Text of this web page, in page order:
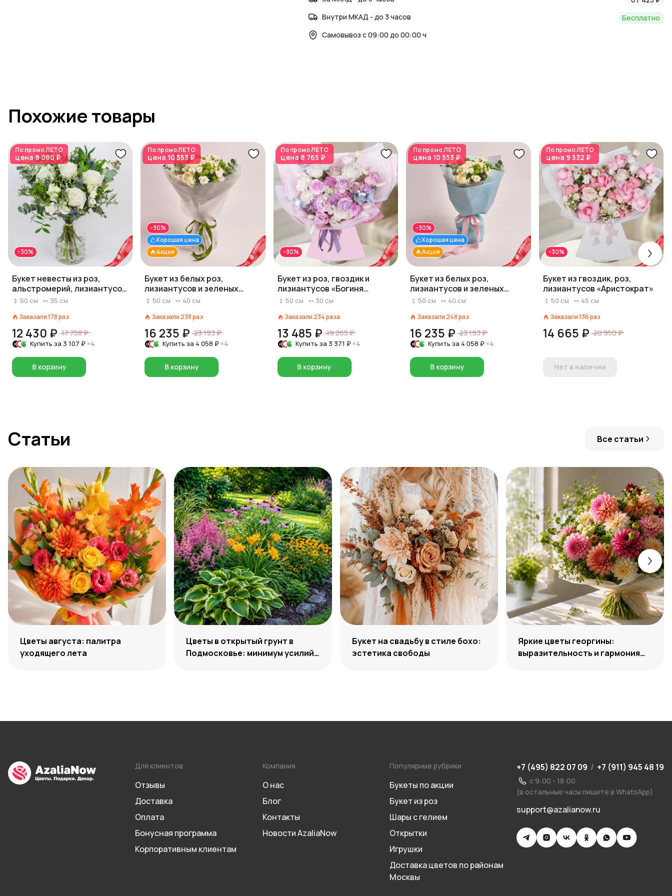
Внутри МКАД - до 3 часов
Бесплатно
Самовывоз с 09:00 до 00:00 ч
Похожие товары
По промоЛЕТО
цена8 080 ₽
-30%
Букет невесты из роз,
альстромерий, лизиантусов
«Блаженно красивая»
50 см 35 см
Заказали178раз
12 430 ₽ 17 758 ₽
Купить за 3 107 ₽ ×4
В корзину
По промоЛЕТО
цена 10 553 ₽
Акция
Хорошая цена
-30%
Букет из белых роз,
лизиантусов и зеленых
хризантем в серой пленке
50 см 40 см
Заказали 238раз
16 235 ₽ 23 193 ₽
Купить за 4 058 ₽ ×4
В корзину
По промоЛЕТО
цена 8 765 ₽
-30%
Букет из роз, гвоздик и
лизиантусов «Богиня
нежности»
50 см 30 см
Заказали 234раза
13 485 ₽ 19 265 ₽
Купить за 3 371 ₽ ×4
В корзину
По промоЛЕТО
цена 10 553 ₽
Акция
Хорошая цена
-30%
Букет из белых роз,
лизиантусов и зеленых
хризантем в голубой пленке
50 см 40 см
Заказали 248раз
16 235 ₽ 23 193 ₽
Купить за 4 058 ₽ ×4
В корзину
По промоЛЕТО
цена 9 532 ₽
-30%
Букет из гвоздик, роз,
лизиантусов «Аристократ»
50 см 45 см
Заказали136раз
14 665 ₽ 20 950 ₽
Нет в наличии
Статьи Все статьи
Цветы августа: палитра
уходящего лета
Цветы в открытый грунт в
Подмосковье: минимум усилий,
Букет на свадьбу в стиле бохо:
эстетика свободы
Яркие цветы георгины:
выразительность и гармония
Для клиентов
Отзывы
Доставка
Оплата
Бонусная программа
Корпоративным клиентам
Компания
О нас
Блог
Контакты
Новости AzaliaNow
Популярные рубрики
Букеты по акции
Букет из роз
Шары с гелием
Открытки
Игрушки
Доставка цветов по районам
Москвы
+7 (495) 822 07 09 / +7 (911) 945 48 19
с 9:00 - 18:00
(в остальные часы пишите в WhatsApp)
support@azalianow.ru